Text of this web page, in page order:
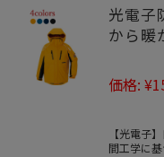
光電子
から暖
価格:
【光電子
間工学に